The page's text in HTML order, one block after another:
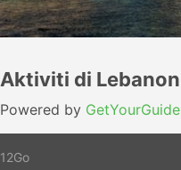
Aktiviti di Lebanon
Powered by GetYourGuide
12Go